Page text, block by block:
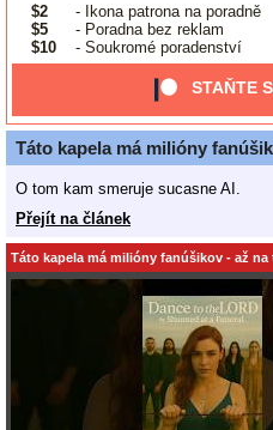
$2
- Ikona patrona na poradně
$5
- Poradna bez reklam
$10
- Soukromé poradenství
STAŇTE
Táto kapela má milióny
O tom kam smeruje sucasne AI.
Přejít na článek
Táto kapela má milióny fanúšikov - až na